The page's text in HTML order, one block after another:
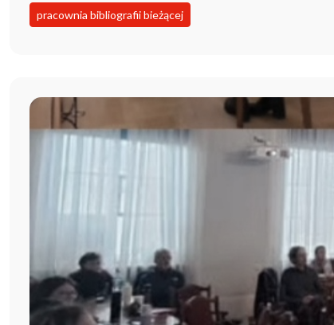
pracownia bibliografii bieżącej